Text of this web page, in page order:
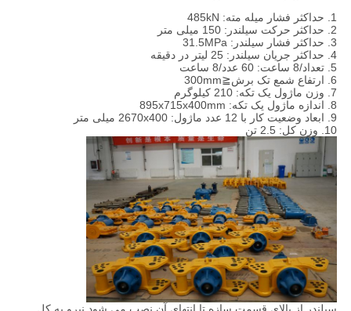
1. حداکثر فشار میله مته: 485kN
2. حداکثر حرکت سیلندر: 150 میلی متر
3. حداکثر فشار سیلندر: 31.5MPa
4. حداکثر جریان سیلندر: 25 لیتر در دقیقه
5. تعداد/8 ساعت: 60 عدد/8 ساعت
6. ارتفاع شمع تک برش≦300mm
7. وزن ماژول یک تکه: 210 کیلوگرم
8. اندازه ماژول یک تکه: 895x715x400mm
9. ابعاد وضعیت کار با 12 عدد ماژول: 2670x400 میلی متر
10. وزن کل: 2.5 تن